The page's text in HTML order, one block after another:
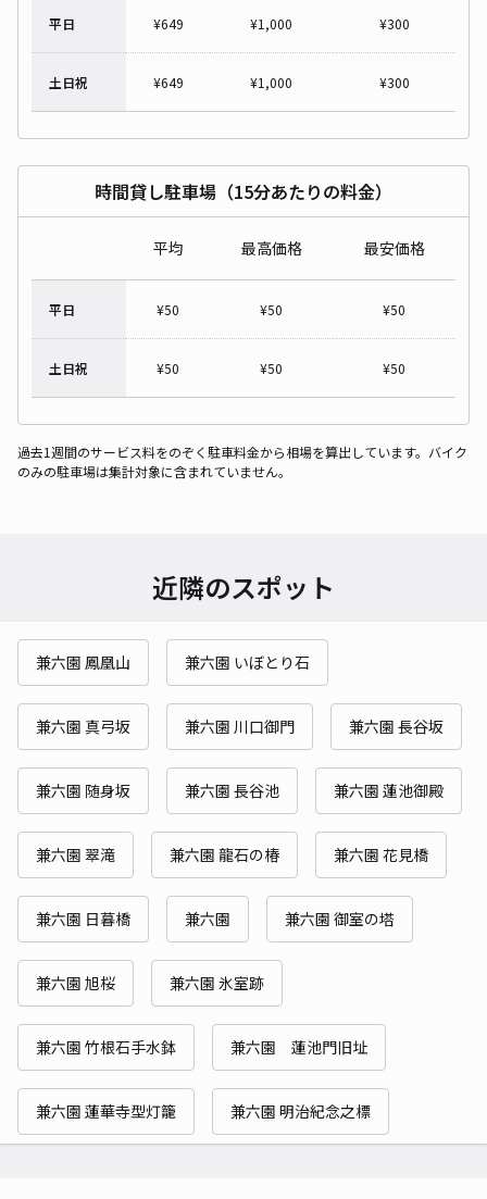
平日 ¥649 ¥1,000 ¥300
土日祝 ¥649 ¥1,000 ¥300
時間貸し駐車場（15分あたりの料金）
平均 最高価格 最安価格
平日 ¥50 ¥50 ¥50
土日祝 ¥50 ¥50 ¥50
過去1週間のサービス料をのぞく駐車料金から相場を算出しています。バイク
のみの駐車場は集計対象に含まれていません。
近隣のスポット
兼六園 鳳凰山 兼六園 いぼとり石
兼六園 真弓坂 兼六園 川口御門 兼六園 長谷坂
兼六園 随身坂 兼六園 長谷池 兼六園 蓮池御殿
兼六園 翠滝 兼六園 龍石の椿 兼六園 花見橋
兼六園 日暮橋 兼六園 兼六園 御室の塔
兼六園 旭桜 兼六園 氷室跡
兼六園 竹根石手水鉢 兼六園 蓮池門旧址
兼六園 蓮華寺型灯籠 兼六園 明治紀念之標